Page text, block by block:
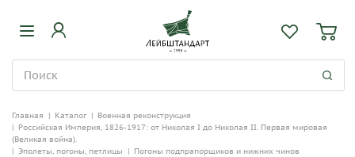
Главная | Каталог | Военная реконструкция
| Российская Империя, 1826-1917: от Николая I до Николая II. Первая мировая
(Великая война).
| Эполеты, погоны, петлицы | Погоны подпрапорщиков и нижних чинов